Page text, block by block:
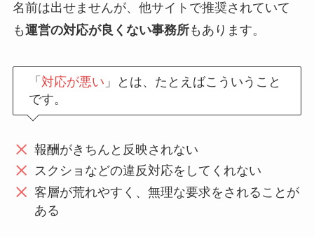
名前は出せませんが、他サイトで推奨されていて
も運営の対応が良くない事務所もあります。
「 対応が悪い 」とは、たとえばこういうこと
です。
報酬がきちんと反映されない
スクショなどの違反対応をしてくれない
客層が荒れやすく、無理な要求をされることが
ある